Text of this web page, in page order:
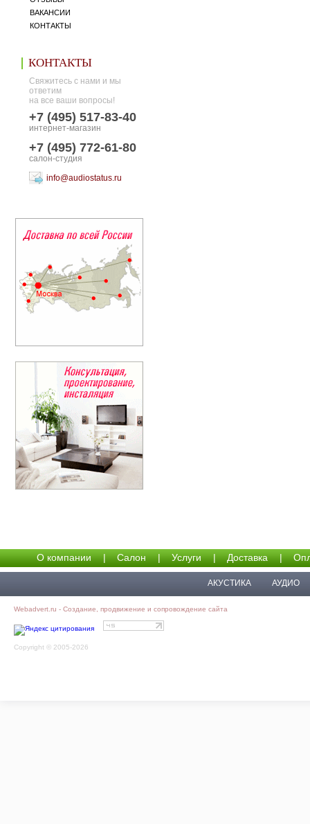
ВАКАНСИИ
КОНТАКТЫ
КОНТАКТЫ
Свяжитесь с нами и мы
ответим
на все ваши вопросы!
+7 (495) 517-83-40
интернет-магазин
+7 (495) 772-61-80
салон-студия
info@audiostatus.ru
О компании | Салон | Услуги | Доставка |
АКУСТИКА АУДИО
Webadvert.ru - Создание, продвижение и сопровождение сайта
Copyright © 2005-2026